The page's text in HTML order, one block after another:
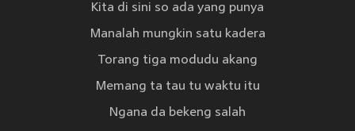
Kita di sini so ada yang punya
Manalah mungkin satu kadera
Torang tiga modudu akang
Memang ta tau tu waktu itu
Ngana da bekeng salah